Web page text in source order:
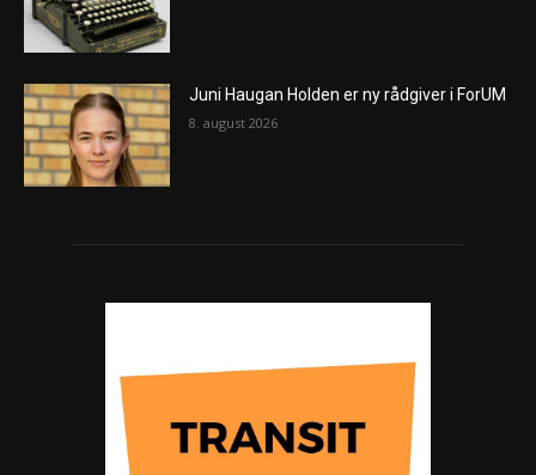
Juni Haugan Holden er ny rådgiver i ForUM
8. august 2026